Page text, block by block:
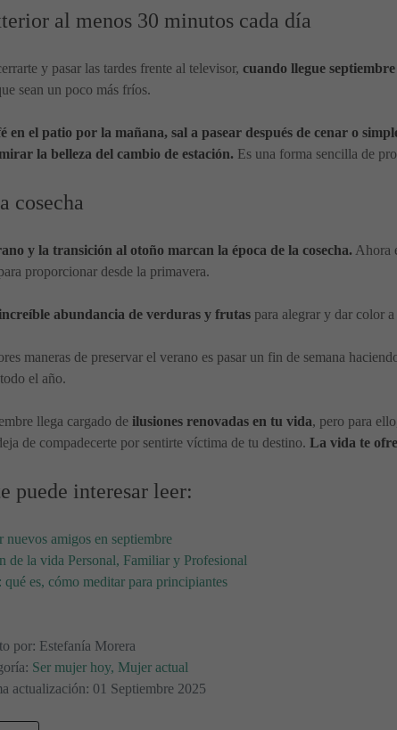
al menos 30 minutos cada día
y pasar las tardes frente al televisor, cuando llegue
sean un poco más fríos.
en el patio por la mañana, sal a pasear después de cenar o
la belleza del cambio de estación. Es una forma sencilla de
cosecha
y la transición al otoño marcan la época de la cosecha. Ahora
proporcionar desde la primavera.
abundancia de verduras y frutas para alegrar y dar color
maneras de preservar el verano es pasar un fin de semana
el año.
llega cargado de ilusiones renovadas en tu vida, pero para
de compadecerte por sentirte víctima de tu destino. La vida te
puede interesar leer:
nuevos amigos en septiembre
de la vida Personal, Familiar y Profesional
es, cómo meditar para principiantes
por: Estefanía Morera
Ser mujer hoy, Mujer actual
actualización: 01 Septiembre 2025